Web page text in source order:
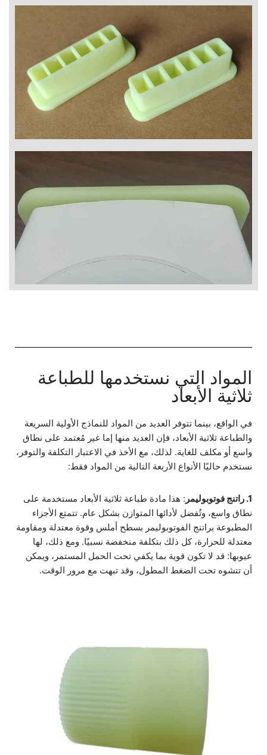
المواد التي نستخدمها للطباعة
ثلاثية الأبعاد
في الواقع، بينما تتوفر العديد من المواد للنماذج الأولية السريعة
والطباعة ثلاثية الأبعاد، فإن العديد منها إما غير مُعتمد على نطاق
واسع أو مكلف للغاية. لذلك، مع الأخذ في الاعتبار التكلفة والتوفر،
نستخدم حاليًا الأنواع الأربعة التالية من المواد فقط:
1. راتنج فوتوبوليمر
: هذا مادة طباعة ثلاثية الأبعاد مستخدمة على
نطاق واسع، وتُفضل لأدائها المتوازن بشكل عام. تتمتع الأجزاء
المطبوعة براتنج الفوتوبوليمر بسطح أملس وقوة معتدلة ومقاومة
معتدلة للحرارة، كل ذلك بتكلفة منخفضة نسبيًا. ومع ذلك، لها
عيوبها: قد لا تكون قوية بما يكفي تحت الحمل المستمر، ويمكن
أن تتشوه تحت الضغط المطول، وقد تبهت مع مرور الوقت.